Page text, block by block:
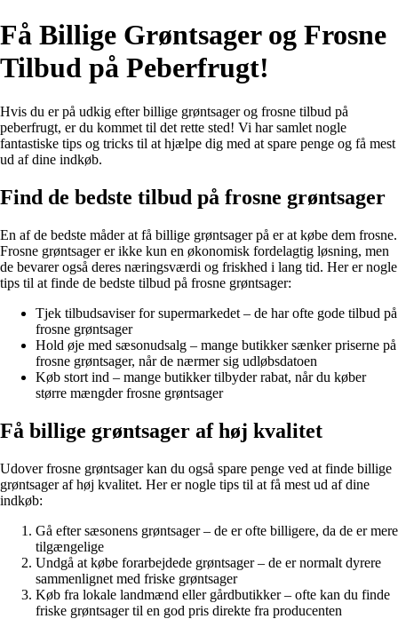
Få Billige Grøntsager og Frosne
Tilbud på Peberfrugt!
Hvis du er på udkig efter billige grøntsager og frosne tilbud på
peberfrugt, er du kommet til det rette sted! Vi har samlet nogle
fantastiske tips og tricks til at hjælpe dig med at spare penge og få mest
ud af dine indkøb.
Find de bedste tilbud på frosne grøntsager
En af de bedste måder at få billige grøntsager på er at købe dem frosne.
Frosne grøntsager er ikke kun en økonomisk fordelagtig løsning, men
de bevarer også deres næringsværdi og friskhed i lang tid. Her er nogle
tips til at finde de bedste tilbud på frosne grøntsager:
Tjek tilbudsaviser for supermarkedet – de har ofte gode tilbud på
frosne grøntsager
Hold øje med sæsonudsalg – mange butikker sænker priserne på
frosne grøntsager, når de nærmer sig udløbsdatoen
Køb stort ind – mange butikker tilbyder rabat, når du køber
større mængder frosne grøntsager
Få billige grøntsager af høj kvalitet
Udover frosne grøntsager kan du også spare penge ved at finde billige
grøntsager af høj kvalitet. Her er nogle tips til at få mest ud af dine
indkøb:
Gå efter sæsonens grøntsager – de er ofte billigere, da de er mere
tilgængelige
Undgå at købe forarbejdede grøntsager – de er normalt dyrere
sammenlignet med friske grøntsager
Køb fra lokale landmænd eller gårdbutikker – ofte kan du finde
friske grøntsager til en god pris direkte fra producenten